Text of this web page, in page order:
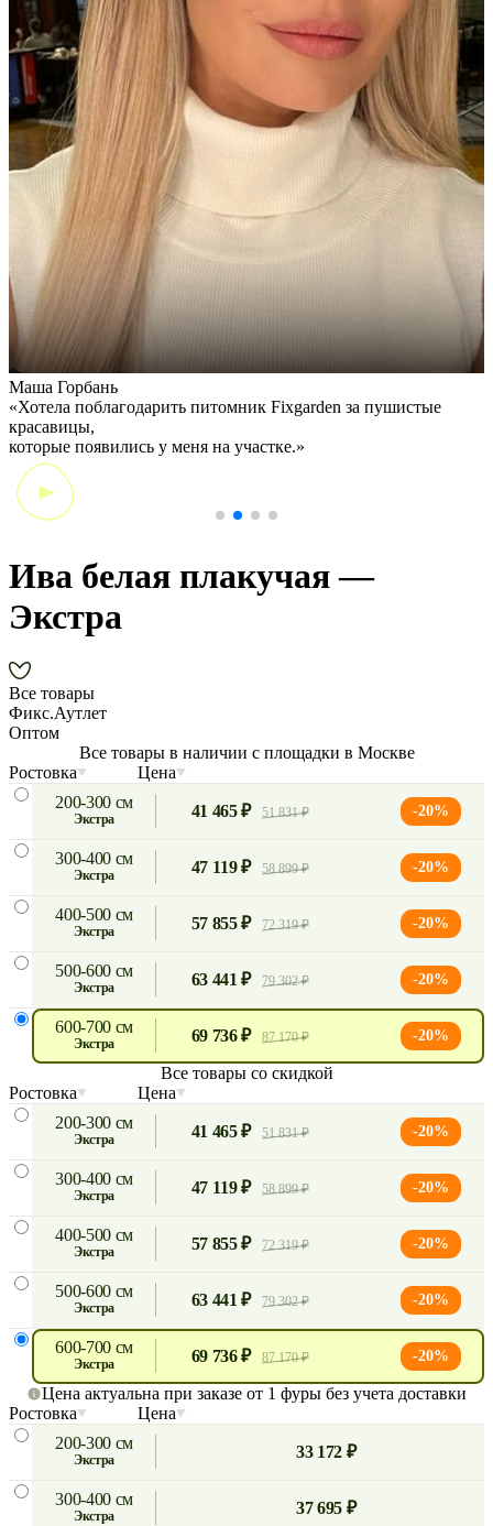
Маша Горбань
«Хотела поблагодарить питомник Fixgarden за пушистые
красавицы,
которые появились у меня на участке.»
Ива белая плакучая —
Экстра
Все товары
Фикс.Аутлет
Оптом
Все товары в наличии с площадки в Москве
Ростовка
Цена
200-300 см
экстра 41 465 ₽ 51 831 ₽ -20%
300-400 см
экстра 47 119 ₽ 58 899 ₽ -20%
400-500 см
экстра 57 855 ₽ 72 319 ₽ -20%
500-600 см
экстра 63 441 ₽ 79 302 ₽ -20%
600-700 см
экстра 69 736 ₽ 87 170 ₽ -20%
Все товары со скидкой
Ростовка
Цена
200-300 см
экстра 41 465 ₽ 51 831 ₽ -20%
300-400 см
экстра 47 119 ₽ 58 899 ₽ -20%
400-500 см
экстра 57 855 ₽ 72 319 ₽ -20%
500-600 см
экстра 63 441 ₽ 79 302 ₽ -20%
600-700 см
экстра 69 736 ₽ 87 170 ₽ -20%
Цена актуальна при заказе от 1 фуры без учета доставки
Ростовка
Цена
200-300 см
экстра 33 172 ₽
300-400 см
экстра 37 695 ₽